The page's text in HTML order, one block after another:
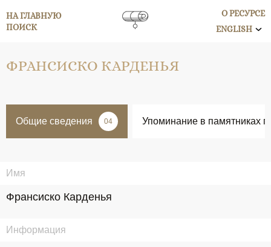
НА ГЛАВНУЮ
ПОИСК
О РЕСУРСЕ
ENGLISH
ФРАНСИСКО КАРДЕНЬЯ
Общие сведения 04 Упоминание в памятниках
Имя
Франсиско Карденья
Информация